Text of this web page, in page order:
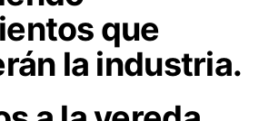
que
la industria.